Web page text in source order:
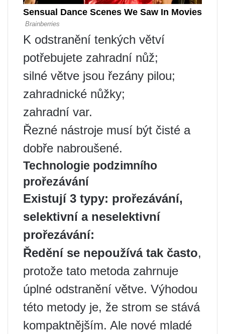
K odstranění tenkých větví
potřebujete zahradní nůž;
silné větve jsou řezány pilou;
zahradnické nůžky;
zahradní var.
Řezné nástroje musí být čisté a
dobře nabroušené.
Technologie podzimního
prořezávání
Existují 3 typy: prořezávání,
selektivní a neselektivní
prořezávání:
Ředění se nepoužívá tak často,
protože tato metoda zahrnuje
úplné odstranění větve. Výhodou
této metody je, že strom se stává
kompaktnějším. Ale nové mladé